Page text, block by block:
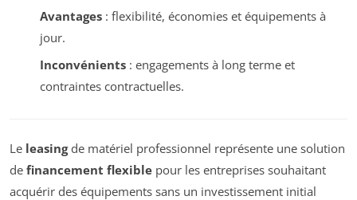
Avantages: flexibilité, économies et équipements à
jour.
Inconvénients: engagements à long terme et
contraintes contractuelles.
Le leasingde matériel professionnel représente une solution
de financement flexible pour les entreprises souhaitant
acquérir des équipements sans un investissement initial